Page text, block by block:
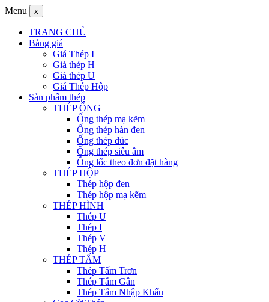
Menu x
TRANG CHỦ
Bảng giá
Giá Thép I
Giá thép H
Giá thép U
Giá Thép Hộp
Sản phẩm thép
THÉP ỐNG
Ống thép mạ kẽm
Ống thép hàn đen
Ống thép đúc
Ống thép siêu âm
Ống lốc theo đơn đặt hàng
THÉP HỘP
Thép hộp đen
Thép hộp mạ kẽm
THÉP HÌNH
Thép U
Thép I
Thép V
Thép H
THÉP TẤM
Thép Tấm Trơn
Thép Tấm Gân
Thép Tấm Nhập Khẩu